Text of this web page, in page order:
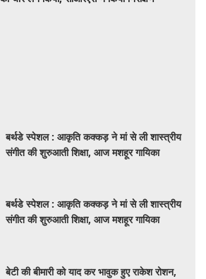
बर्थडे स्पेशल : आकृति कक्कड़ ने मां से ली शास्त्रीय
संगीत की शुरुआती शिक्षा, आज मशहूर गायिका
बर्थडे स्पेशल : आकृति कक्कड़ ने मां से ली शास्त्रीय
संगीत की शुरुआती शिक्षा, आज मशहूर गायिका
बेटी की बीमारी को याद कर भावुक हुए राकेश रोशन,